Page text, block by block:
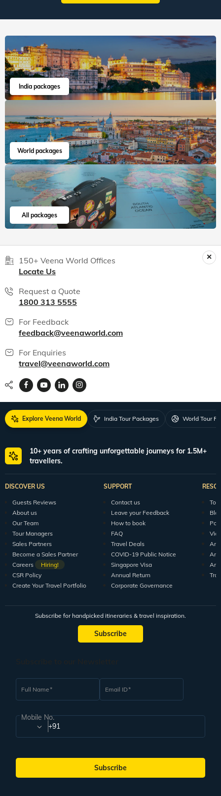
India packages
World packages
All packages
150+ Veena World Offices
Locate Us
Request a Quote
1800 313 5555
For Feedback
feedback@veenaworld.com
For Enquiries
travel@veenaworld.com
Explore Veena World India Tour Packages World Tour
10+ years of crafting unforgettable journeys for 1.5M+
travellers.
DISCOVER US
Guests Reviews
About us
Our Team
Tour Managers
Sales Partners
Become a Sales Partner
Careers
Hiring!
CSR Policy
Create Your Travel Portfolio
SUPPORT
Contact us
Leave your Feedback
How to book
FAQ
Travel Deals
COVID-19 Public Notice
Singapore Visa
Annual Return
Corporate Governance
Subscribe for handpicked itineraries & travel inspiration.
Subscribe
Full Name Email ID
Mobile No.
+91
Subscribe